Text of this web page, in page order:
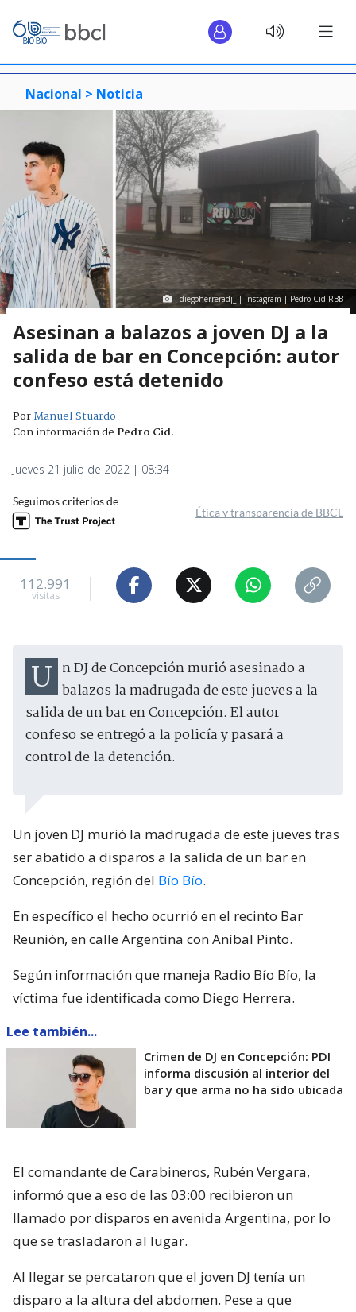
Nacional > Noticia
diegoherreradj_ | Instagram | Pedro Cid RBB
Asesinan a balazos a joven DJ a la
salida de bar en Concepción: autor
confeso está detenido
PorManuel Stuardo
Con información dePedro Cid.
Jueves 21 julio de 2022 | 08:34
Seguimos criterios de
Ética y transparencia de BBCL
112.991
visitas
Un DJ de Concepción murió asesinado a balazos la madrugada de este jueves a la
salida de un bar en Concepción. El autor
confeso se entregó a la policía y pasará a
control de la detención.
Un joven DJ murió la madrugada de este jueves tras
ser abatido a disparos a la salida de un bar en
Concepción, región del Bío Bío.
En específico el hecho ocurrió en el recinto Bar
Reunión, en calle Argentina con Aníbal Pinto.
Según información que maneja Radio Bío Bío, la
víctima fue identificada como Diego Herrera.
Lee también...
Crimen de DJ en Concepción: PDI
informa discusión al interior del
bar y que arma no ha sido ubicada
El comandante de Carabineros, Rubén Vergara,
informó que a eso de las 03:00 recibieron un
llamado por disparos en avenida Argentina, por lo
que se trasladaron al lugar.
Al llegar se percataron que el joven DJ tenía un
disparo a la altura del abdomen. Pese a que